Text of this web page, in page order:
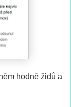
hodně židů a